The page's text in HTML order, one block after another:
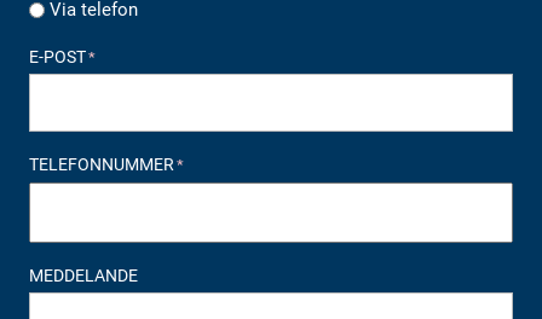
Via telefon
E-POST*
TELEFONNUMMER*
MEDDELANDE